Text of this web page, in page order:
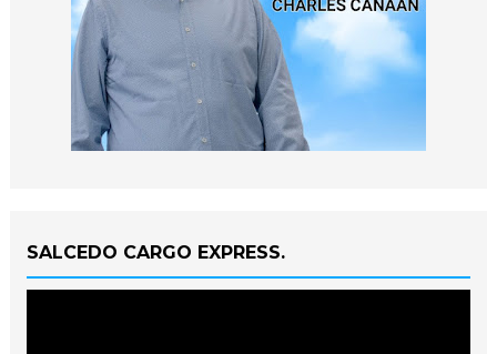
SALCEDO CARGO EXPRESS.